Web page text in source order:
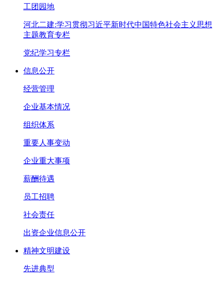
工团园地
河北二建:学习贯彻习近平新时代中国特色社会主义思想
主题教育专栏
党纪学习专栏
信息公开
经营管理
企业基本情况
组织体系
重要人事变动
企业重大事项
薪酬待遇
员工招聘
社会责任
出资企业信息公开
精神文明建设
先进典型